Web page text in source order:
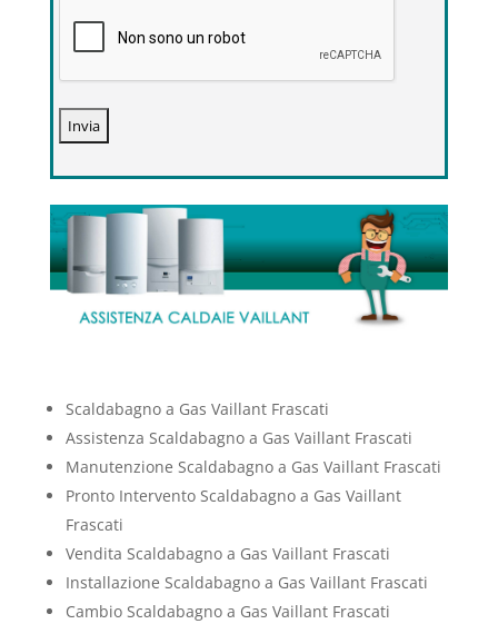
Scaldabagno a Gas Vaillant Frascati
Assistenza Scaldabagno a Gas Vaillant Frascati
Manutenzione Scaldabagno a Gas Vaillant Frascati
Pronto Intervento Scaldabagno a Gas Vaillant
Frascati
Vendita Scaldabagno a Gas Vaillant Frascati
Installazione Scaldabagno a Gas Vaillant Frascati
Cambio Scaldabagno a Gas Vaillant Frascati